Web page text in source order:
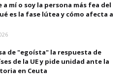
a mí o soy la persona más fea del
es la fase lútea y cómo afecta a
de "egoísta" la respuesta de
de la UE y pide unidad ante la
en Ceuta